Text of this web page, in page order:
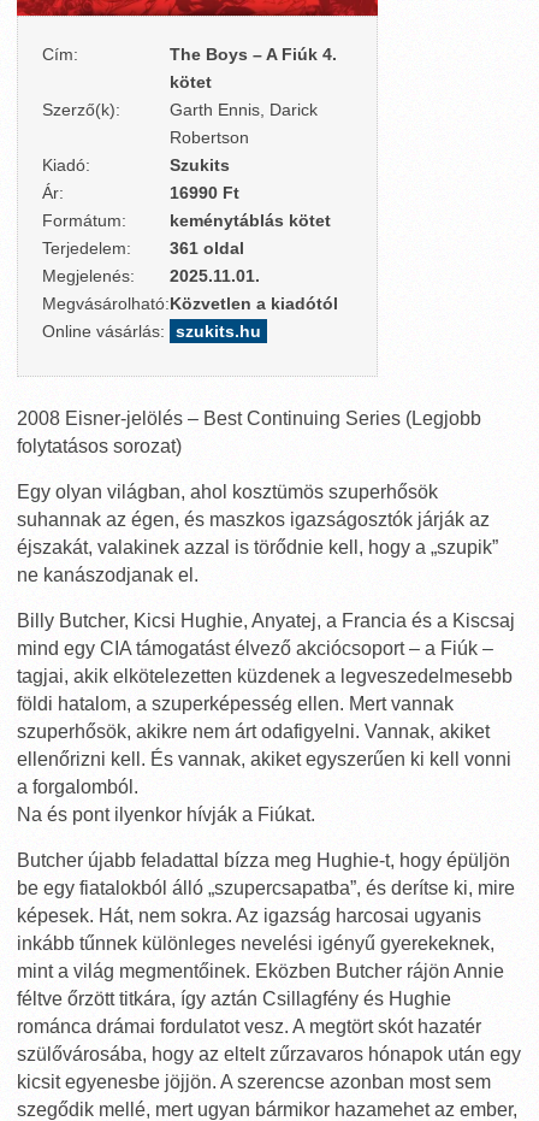
Cím:
The Boys – A Fiúk 4.
kötet
Szerző(k):
Garth Ennis, Darick
Robertson
Kiadó:
Szukits
Ár:
16990 Ft
Formátum:
keménytáblás kötet
Terjedelem:
361 oldal
Megjelenés:
2025.11.01.
Megvásárolható:Közvetlen a kiadótól
Online vásárlás:
szukits.hu
2008 Eisner-jelölés – Best Continuing Series (Legjobb
folytatásos sorozat)
Egy olyan világban, ahol kosztümös szuperhősök
suhannak az égen, és maszkos igazságosztók járják az
éjszakát, valakinek azzal is törődnie kell, hogy a „szupik”
ne kanászodjanak el.
Billy Butcher, Kicsi Hughie, Anyatej, a Francia és a Kiscsaj
mind egy CIA támogatást élvező akciócsoport – a Fiúk –
tagjai, akik elkötelezetten küzdenek a legveszedelmesebb
földi hatalom, a szuperképesség ellen. Mert vannak
szuperhősök, akikre nem árt odafigyelni. Vannak, akiket
ellenőrizni kell. És vannak, akiket egyszerűen ki kell vonni
a forgalomból.
Na és pont ilyenkor hívják a Fiúkat.
Butcher újabb feladattal bízza meg Hughie-t, hogy épüljön
be egy fiatalokból álló „szupercsapatba”, és derítse ki, mire
képesek. Hát, nem sokra. Az igazság harcosai ugyanis
inkább tűnnek különleges nevelési igényű gyerekeknek,
mint a világ megmentőinek. Eközben Butcher rájön Annie
féltve őrzött titkára, így aztán Csillagfény és Hughie
románca drámai fordulatot vesz. A megtört skót hazatér
szülővárosába, hogy az eltelt zűrzavaros hónapok után egy
kicsit egyenesbe jöjjön. A szerencse azonban most sem
szegődik mellé, mert ugyan bármikor hazamehet az ember,